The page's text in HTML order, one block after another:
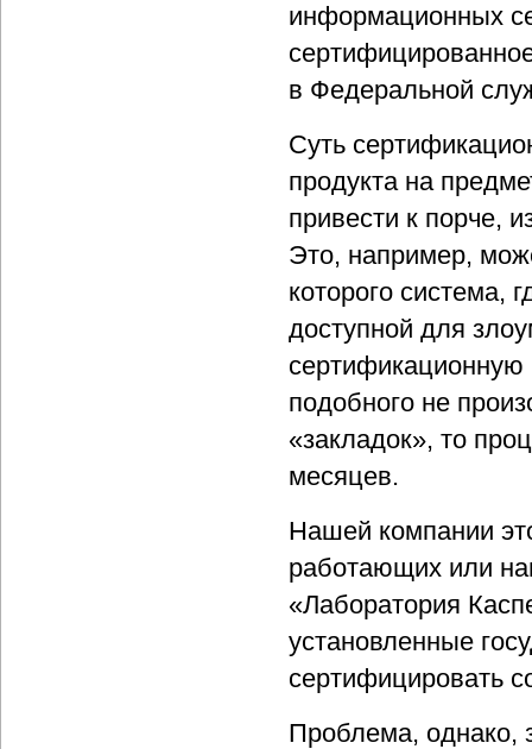
информационных
в Федеральной
Суть
продукта на
привести к порче,
Это, например,
которого система,
доступной для
подобного не
«закладок», то
месяцев.
Нашей компании
работающих или
«Лаборатория
установленные
сертифицировать
Проблема, однако,